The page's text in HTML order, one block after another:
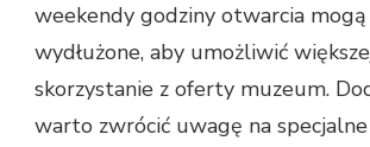
weekendy godziny otwarcia
wydłużone, aby umożliwić
skorzystanie z oferty muzeum.
warto zwrócić uwagę na